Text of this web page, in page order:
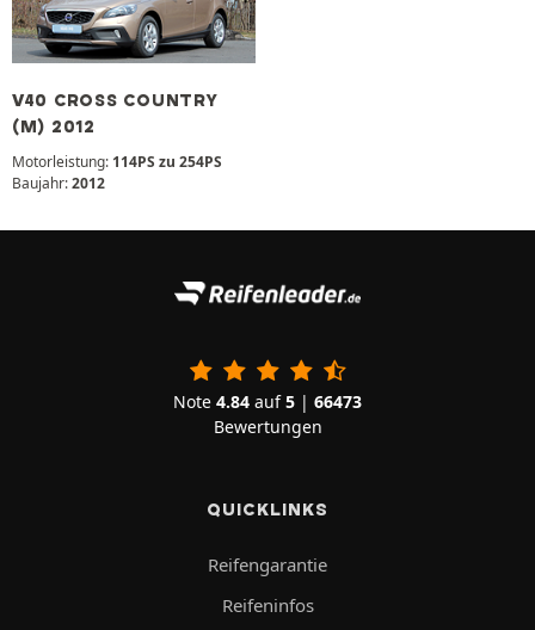
V40 CROSS COUNTRY
(M) 2012
Motorleistung: 114PS zu 254PS
Baujahr:2012
Note 4.84 auf5 | 66473
Bewertungen
QUICKLINKS
Reifengarantie
Reifeninfos